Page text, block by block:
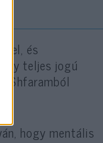
és
teljes jogú
Shfaramból
hogy mentális